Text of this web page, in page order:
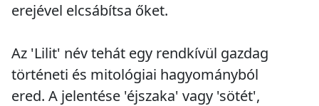
erejével elcsábítsa őket.
Az 'Lilit' név tehát egy rendkívül gazdag
történeti és mitológiai hagyományból
ered. A jelentése 'éjszaka' vagy 'sötét',